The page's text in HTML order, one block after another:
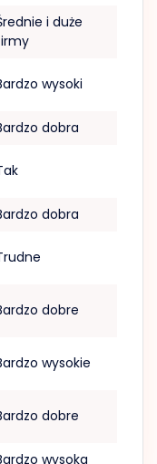
i duże
wysoki
dobra
dobra
dobre
wysokie
dobre
wysoka